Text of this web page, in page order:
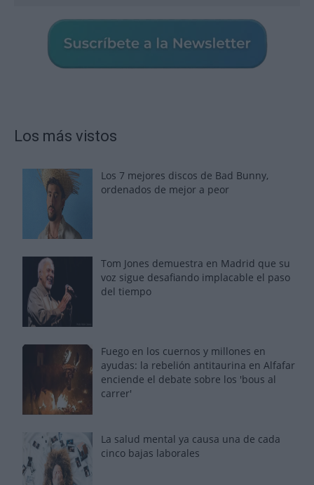
Los más vistos
Los 7 mejores discos de Bad Bunny,
ordenados de mejor a peor
Tom Jones demuestra en Madrid que su
voz sigue desafiando implacable el paso
del tiempo
Fuego en los cuernos y millones en
ayudas: la rebelión antitaurina en Alfafar
enciende el debate sobre los 'bous al
carrer'
La salud mental ya causa una de cada
cinco bajas laborales